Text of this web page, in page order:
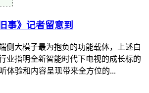
事》记者留意到
侧大模子最为抱负的功能载体，上述白
业指明全新智能时代下电视的成长标的
体验和内容呈现带来全方位的...